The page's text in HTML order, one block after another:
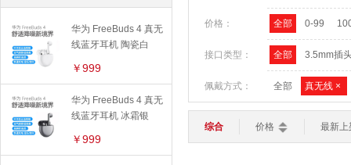
保护膜
保护壳 数据线
华为
苹果
三星
电脑办公
平板电脑
轻薄本
路由器
键盘 鼠标
智能家居
加湿器
灯光设备
移动电源
手机保护壳
苹果保护壳
OPPO保护壳
华为 FreeBuds 4 真无
线蓝牙耳机 陶瓷白
￥999
华为 FreeBuds 4 真无
线蓝牙耳机 冰霜银
￥999
价格： 全部 0-99
接口类型： 全部 3.5mm插
佩戴方式： 全部 真无线 ×
综合 价格 最新上